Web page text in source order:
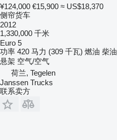
¥124,000 €15,900 ≈ US$18,370
侧帘货车
2012
1,330,000 千米
Euro 5
功率 420 马力 (309 千瓦) 燃油 柴油
悬架 空气/空气
荷兰, Tegelen
Janssen Trucks
联系卖方